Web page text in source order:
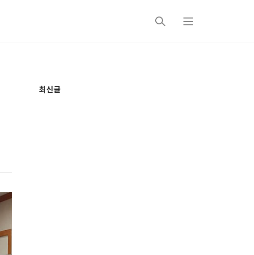
검
메
추
최신글